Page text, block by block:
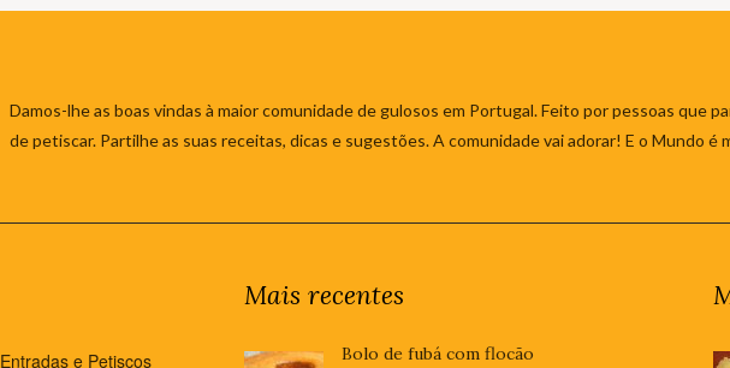
Damos-lhe as boas vindas à maior comunidade de gulosos em Portugal. Feito por pessoas que
de petiscar. Partilhe as suas receitas, dicas e sugestões. A comunidade vai adorar! E o Mundo é
Entradas e Petiscos
Mais recentes
Bolo de fubá com flocão